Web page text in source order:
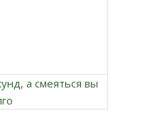
а смеяться вы